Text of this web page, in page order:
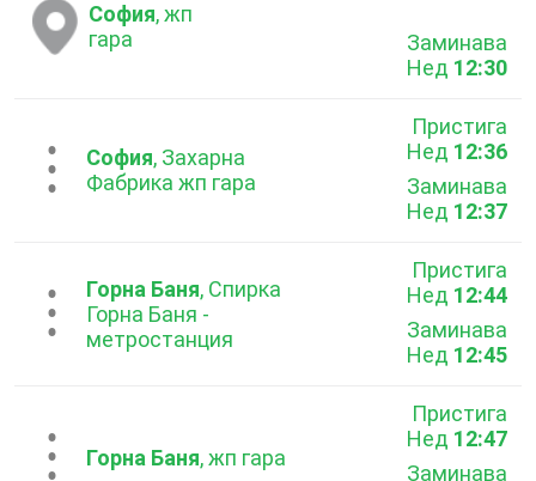
София, жп
гара
Заминава
Нед 12:30
...София, Захарна
Фабрика жп гара
Пристига
Нед 12:36
Заминава
Нед 12:37
...Горна Баня, Спирка
Горна Баня -
метростанция
Пристига
Нед 12:44
Заминава
Нед 12:45
...Горна Баня, жп гара
Пристига
Нед 12:47
Заминава